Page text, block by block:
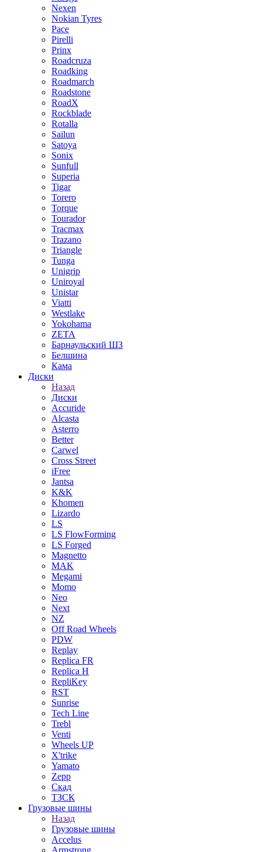
Nexen
Nokian Tyres
Pace
Pirelli
Prinx
Roadcruza
Roadking
Roadmarch
Roadstone
RoadX
Rockblade
Rotalla
Sailun
Satoya
Sonix
Sunfull
Superia
Tigar
Torero
Torque
Tourador
Tracmax
Trazano
Triangle
Tunga
Unigrip
Uniroyal
Unistar
Viatti
Westlake
Yokohama
ZETA
Барнаульский ШЗ
Белшина
Кама
Диски
Назад
Диски
Accuride
Alcasta
Asterro
Better
Carwel
Cross Street
iFree
Jantsa
K&K
Khomen
Lizardo
LS
LS FlowForming
LS Forged
Magnetto
MAK
Megami
Momo
Neo
Next
NZ
Off Road Wheels
PDW
Replay
Replica FR
Replica H
RepliKey
RST
Sunrise
Tech Line
Trebl
Venti
Wheels UP
X'trike
Yamato
Zepp
Скад
ТЗСК
Грузовые шины
Назад
Грузовые шины
Accelus
Armstrong